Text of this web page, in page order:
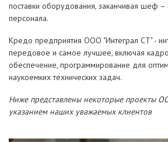
поставки оборудования, заканчивая шеф
персонала.
Кредо предприятия ООО "Интеграл СТ" -
передовое и самое лучшее, включая
обеспечение, программирование для
наукоемких технических задач.
Ниже представлены некоторые проекты
указанием наших уважаемых клиентов